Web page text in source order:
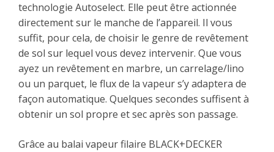
technologie Autoselect. Elle peut être actionnée
directement sur le manche de l’appareil. Il vous
suffit, pour cela, de choisir le genre de revêtement
de sol sur lequel vous devez intervenir. Que vous
ayez un revêtement en marbre, un carrelage/lino
ou un parquet, le flux de la vapeur s’y adaptera de
façon automatique. Quelques secondes suffisent à
obtenir un sol propre et sec après son passage.
Grâce au balai vapeur filaire BLACK+DECKER